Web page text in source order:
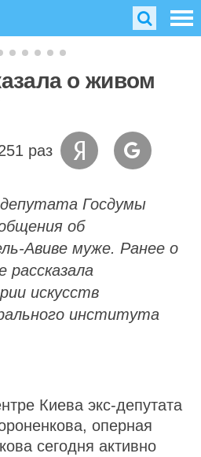
о живом
раз
депутата Госдумы
об
Авиве муже. Ранее о
рассказала
искусств
института
Киева экс-депутата
оперная
сегодня активно